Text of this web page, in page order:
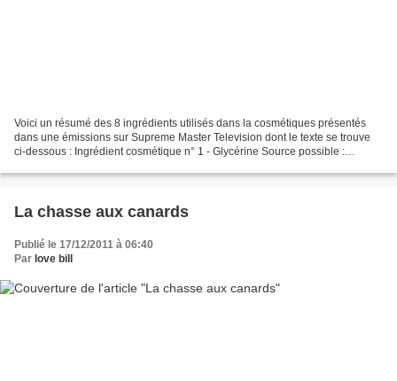
Voici un résumé des 8 ingrédients utilisés dans la cosmétiques présentés
dans une émissions sur Supreme Master Television dont le texte se trouve
ci-dessous : Ingrédient cosmétique n° 1 - Glycérine Source possible :
La chasse aux canards
Publié le 17/12/2011 à 06:40
Par love bill